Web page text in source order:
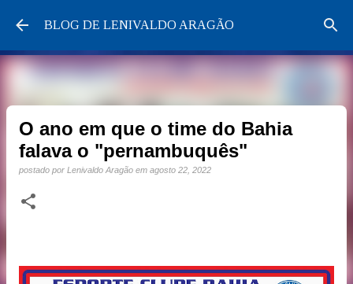
Pular para o conteúdo principal
BLOG DE LENIVALDO ARAGÃO
O ano em que o time do Bahia
falava o "pernambuquês"
postado por Lenivaldo Aragão em agosto 22, 2022